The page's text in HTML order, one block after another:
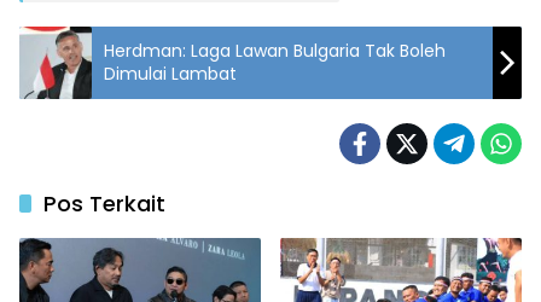
Herdman: Laga Lawan Bulgaria Tak Boleh
Dimulai Lambat
Pos Terkait